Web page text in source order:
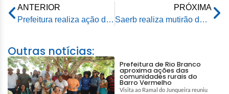
ANTERIOR
Prefeitura realiza ação de Saúde Itinerante no Barro Vermelho
PRÓXIMA
Saerb realiza mutirão de combate ao vazamento de água e obstrução do esgoto na Cidade do Povo
Outras notícias:
Prefeitura de Rio Branco
aproxima ações das
comunidades rurais do
Barro Vermelho
Visita ao Ramal do Junqueira reuniu